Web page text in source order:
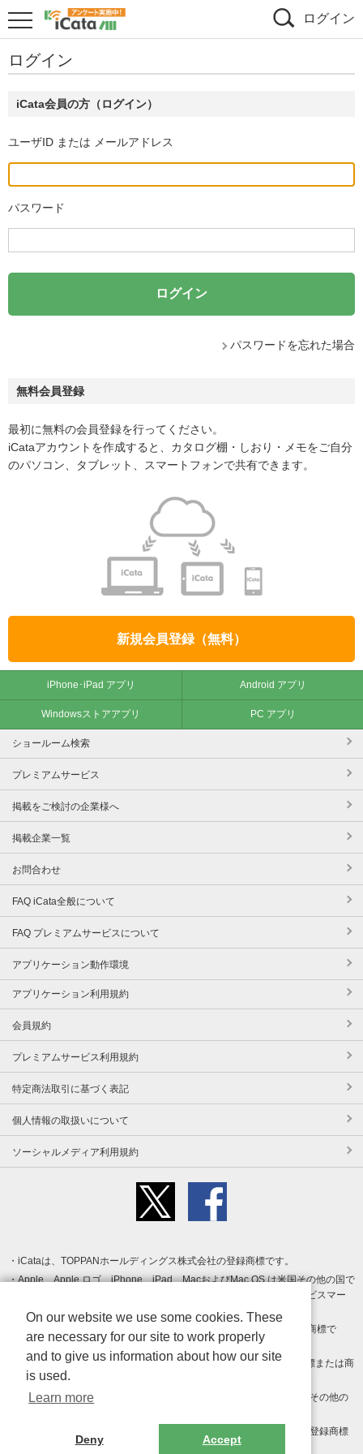
ログイン
ログイン
iCata会員の方（ログイン）
ユーザID または メールアドレス
パスワード
パスワードを忘れた場合
無料会員登録
最初に無料の会員登録を行ってください。
iCataアカウントを作成すると、カタログ棚・しおり・メモをご自分
のパソコン、タブレット、スマートフォンで共有できます。
新規会員登録（無料）
iPhone･iPad アプリ Android アプリ
Windowsストアアプリ PC アプリ
ショールーム検索
プレミアムサービス
掲載をご検討の企業様へ
掲載企業一覧
お問合わせ
FAQ iCata全般について
FAQ プレミアムサービスについて
アプリケーション動作環境
アプリケーション利用規約
会員規約
プレミアムサービス利用規約
特定商法取引に基づく表記
個人情報の取扱いについて
ソーシャルメディア利用規約
iCataは、TOPPANホールディングス株式会社の登録商標です。
Apple、Apple ロゴ、iPhone、iPad、MacおよびMac OS は米国その他の国で
登録された Apple Inc. の商標です。App Store は Apple Inc. のサービスマー
クです。
Android、Google Play および Google Play ロゴ は Google LLC の商標で
す。
Windows は Microsoft Inc.の米国およびその他の国における登録商標または商
標です。
Adobe、Adobe Reader、Adobe PDF は、Adobe Inc.の米国およびその他の
その他、記載されている会社名、商品名、ロゴは各社の商標または登録商標
On our website we use some cookies. These
are necessary for our site to work properly
and to give us information about how our site
is used.
Learn more
Deny Accept